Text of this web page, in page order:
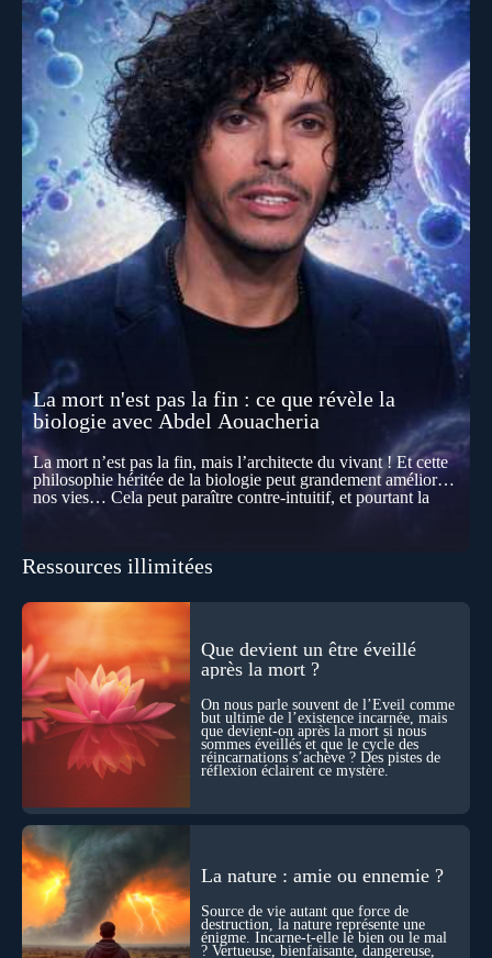
La mort n'est pas la fin : ce que révèle la
biologie avec Abdel Aouacheria
La mort n’est pas la fin, mais l’architecte du vivant ! Et cette
philosophie héritée de la biologie peut grandement améliorer
nos vies… Cela peut paraître contre-intuitif, et pourtant la
se construisent grâce à des milliers de morts cellulaires
effacements nécessaires façonnent la vie elle-même. À toutes
les échelles, la mort apparaît moins comme une rupture que
comme une logique active du vivant. Alors, la biologie peut-
elle transformer notre manière de penser la mort ? Existe-t-il
des ponts avec nos intuitions métaphysiques sur le cycle de
l’âme ? Nous en parlons avec Abdel Aouacheria, docteur en
biochimie et spécialiste de la mort cellulaire.
Ressources illimitées
Que devient un être éveillé
après la mort ?
On nous parle souvent de l’Éveil comme
but ultime de l’existence incarnée, mais
que devient-on après la mort si nous
sommes éveillés et que le cycle des
réincarnations s’achève ? Des pistes de
réflexion éclairent ce mystère.
La nature : amie ou ennemie ?
Source de vie autant que force de
destruction, la nature représente une
énigme. Incarne-t-elle le bien ou le mal
? Vertueuse, bienfaisante, dangereuse,